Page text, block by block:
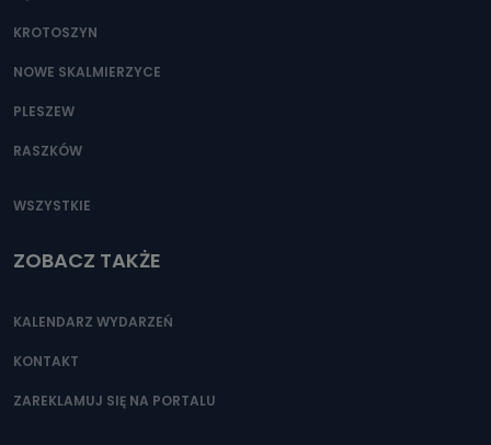
KROTOSZYN
NOWE SKALMIERZYCE
PLESZEW
RASZKÓW
WSZYSTKIE
ZOBACZ TAKŻE
KALENDARZ WYDARZEŃ
KONTAKT
ZAREKLAMUJ SIĘ NA PORTALU